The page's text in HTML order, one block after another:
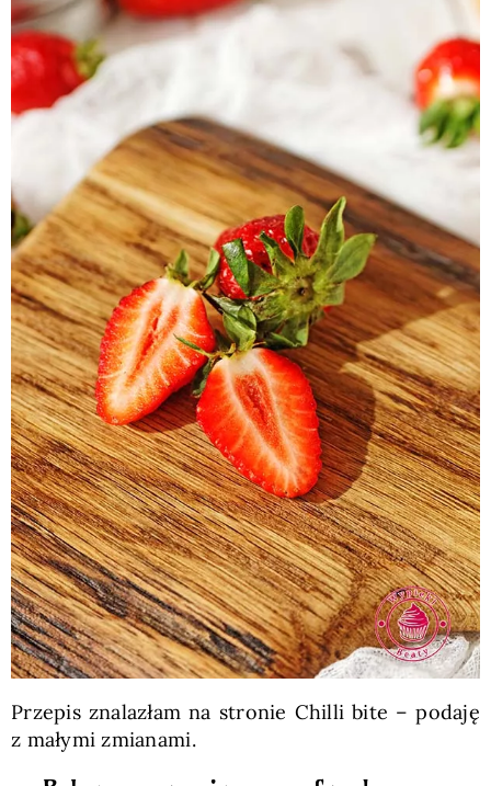
Przepis znalazłam na stronie Chilli bite – podaję
z małymi zmianami.